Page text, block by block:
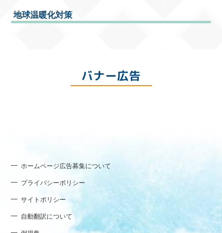
地球温暖化対策
バナー広告
ホームページ広告募集について
プライバシーポリシー
サイトポリシー
自動翻訳について